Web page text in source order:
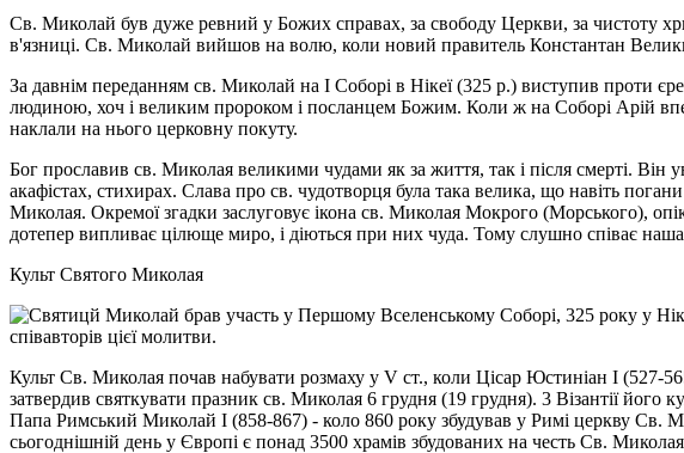
Св. Миколай був дуже ревний у Божих справах, за свободу Церкви, за чистоту
в'язниці. Св. Миколай вийшов на волю, коли новий правитель Константан
За давнім переданням св. Миколай на І Соборі в Нікеї (325 р.) виступив проти
людиною, хоч і великим пророком і посланцем Божим. Коли ж на Соборі Арій
наклали на нього церковну покуту.
Бог прославив св. Миколая великими чудами як за життя, так і після смерті.
акафістах, стихирах. Слава про св. чудотворця була така велика, що навіть
Миколая. Окремої згадки заслуговує ікона св. Миколая Мокрого (Морського),
дотепер випливає цілюще миро, і діються при них чуда. Тому слушно співає
Культ Святого Миколая
Святицй Миколай брав участь у Першому Вселенському Соборі, 325 року у
співавторів цієї молитви.
Культ Св. Миколая почав набувати розмаху у V ст., коли Цісар Юстиніан І (527-
затвердив святкувати празник св. Миколая 6 грудня (19 грудня). 3 Візантії
Папа Римський Миколай І (858-867) - коло 860 року збудував у Римі церкву
сьогоднішній день у Європі є понад 3500 храмів збудованих на честь Св.